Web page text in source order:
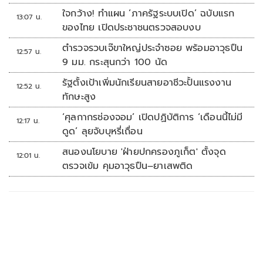
13:07 น.
ใจกว้าง! ทำแผน ‘ภาครัฐระบบเปิด’ ฉบับแรก
ของไทย เปิดประชาชนตรวจสอบงบ
12:57 น.
ตำรวจรวบเจ๊ขาใหญ่ประจำซอย พร้อมอาวุธปืน
9 มม. กระสุนกว่า 100 นัด
12:52 น.
รัฐตั้งเป้าเพิ่มนักเรียนสายอาชีวะปั้นแรงงาน
ทักษะสูง
12:17 น.
‘ศุลกากรช่องจอม’ เปิดปฏิบัติการ ‘เดือนนี้ไม่มี
ดูด’ ลุยจับบุหรี่เถื่อน
12:01 น.
สนองนโยบาย 'ฝ่ายปกครองภูเก็ต' ตั้งจุด
ตรวจเข้ม คุมอาวุธปืน–ยาเสพติด